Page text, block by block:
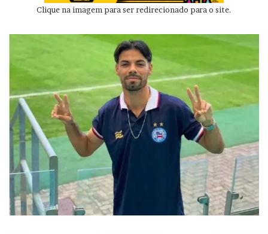
Clique na imagem para ser redirecionado para o site.